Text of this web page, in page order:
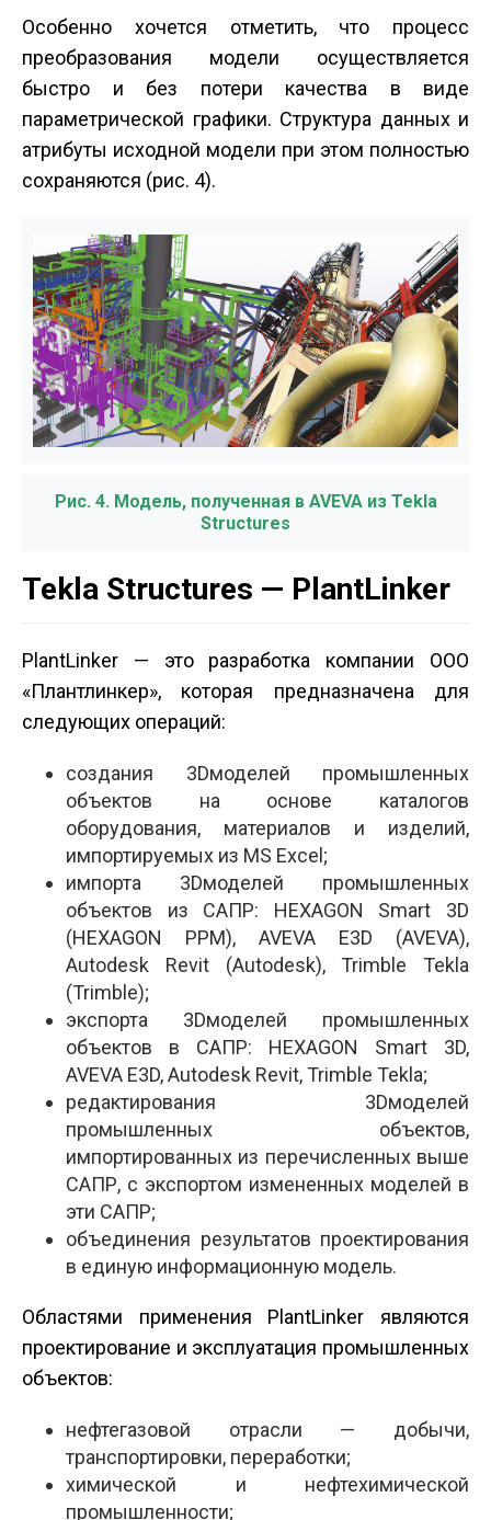
Особенно хочется отметить, что процесс
преобразования модели осуществляется
быстро и без потери качества в виде
параметрической графики. Структура данных и
атрибуты исходной модели при этом полностью
сохраняются (рис. 4).
Рис. 4. Модель, полученная в AVEVA из Tekla
Structures
Tekla Structures — PlantLinker
PlantLinker — это разработка компании ООО
«Плантлинкер», которая предназначена для
следующих операций:
создания 3D­моделей промышленных
объектов на основе каталогов
оборудования, материалов и изделий,
импортируемых из MS Excel;
импорта 3D­моделей промышленных
объектов из САПР: HEXAGON Smart 3D
(HEXAGON PPM), AVEVA E3D (AVEVA),
Autodesk Revit (Autodesk), Trimble Tekla
(Trimble);
экспорта 3D­моделей промышленных
объектов в САПР: HEXAGON Smart 3D,
AVEVA E3D, Autodesk Revit, Trimble Tekla;
редактирования 3D­моделей
промышленных объектов,
импортированных из перечисленных выше
САПР, с экспортом измененных моделей в
эти САПР;
объединения результатов проектирования
в единую информационную модель.
Областями применения PlantLinker являются
проектирование и эксплуатация промышленных
объектов:
нефтегазовой отрасли — добычи,
транспортировки, переработки;
химической и нефтехимической
промышленности;